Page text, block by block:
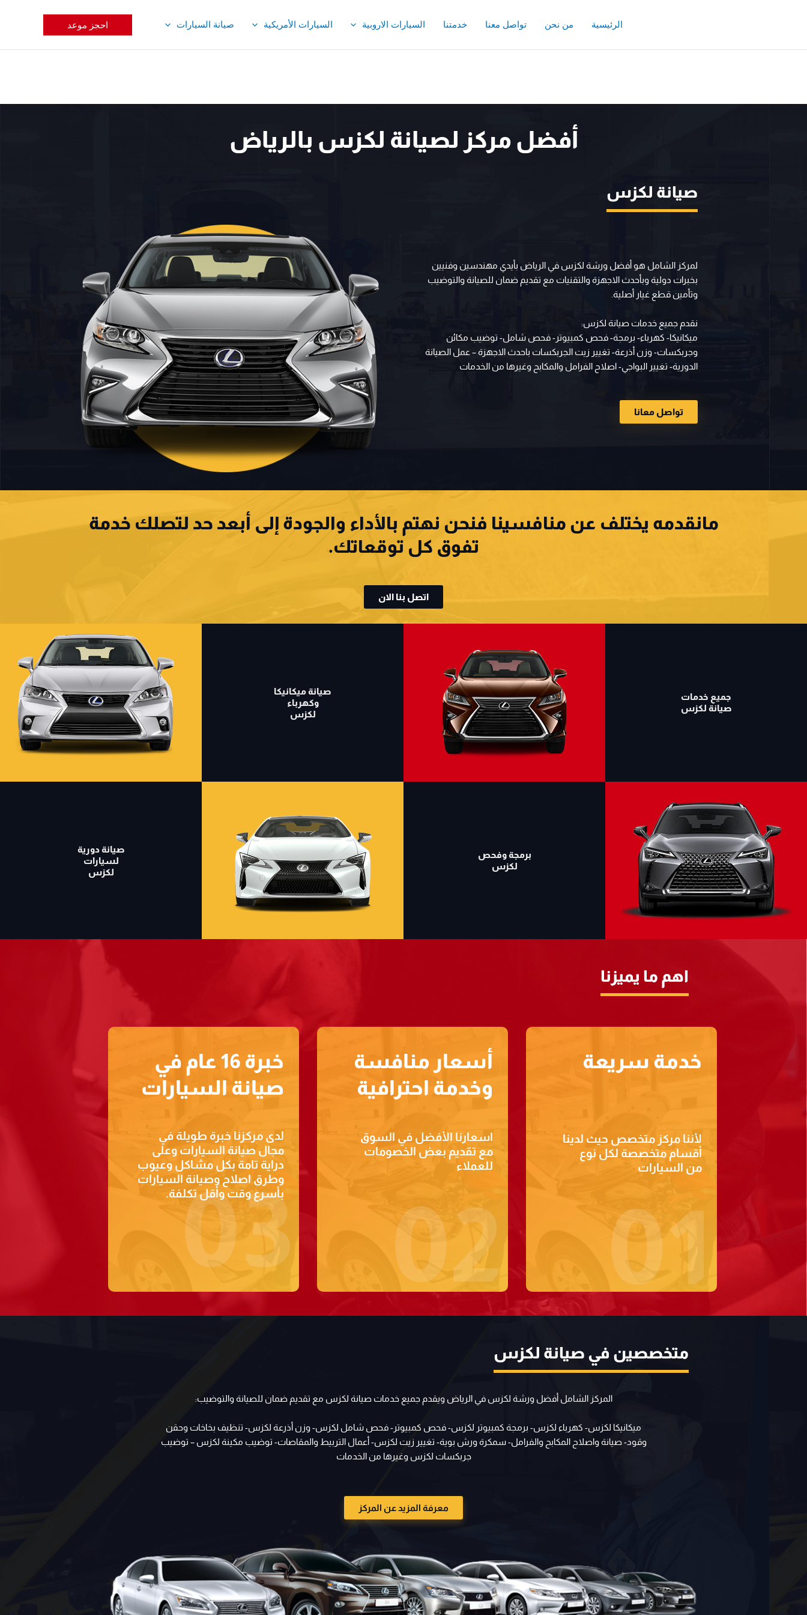
الرئيسية من نحن تواصل معنا خدمتنا السيارات الاروبية السيارات الأمريكية صيانة السيارات احجز موعد
أفضل مركز لصيانة لكزس بالرياض
صيانة لكزس
لمركز الشامل هو أفضل ورشة لكزس في الرياض بأيدي مهندسين وفنيين
بخبرات دولية وبأحدث الاجهزة والتقنيات مع تقديم ضمان للصيانة والتوضيب
وتأمين قطع غيار أصلية.
نقدم جميع خدمات صيانة لكزس:
ميكانيكا- كهرباء- برمجة- فحص كمبيوتر- فحص شامل- توضيب مكائن
وجربكسات- وزن أذرعة- تغيير زيت الجربكسات باحدث الاجهزة – عمل الصيانة
الدورية- تغيير البواجي- اصلاح الفرامل والمكابح وغيرها من الخدمات
تواصل معانا
مانقدمه يختلف عن منافسينا فنحن نهتم بالأداء والجودة إلى أبعد حد لتصلك خدمة
تفوق كل توقعاتك.
اتصل بنا الان
جميع خدمات
صيانة لكزس
صيانة ميكانيكا
وكهرباء
لكزس
برمجة وفحص
لكزس
صيانة دورية
لسيارات
لكزس
اهم ما يميزنا
خدمة سريعة
لأننا مركز متخصص حيث لدينا
أقسام متخصصة لكل نوع
من السيارات
01
أسعار منافسة
وخدمة احترافية
اسعارنا الأفضل في السوق
مع تقديم بعض الخصومات
للعملاء
02
خبرة 16 عام في
صيانة السيارات
لدى مركزنا خبرة طويلة في
مجال صيانة السيارات وعلى
دراية تامة بكل مشاكل وعيوب
وطرق اصلاح وصيانة السيارات
بأسرع وقت وأقل تكلفة.
03
متخصصين في صيانة لكزس
المركز الشامل أفضل ورشة لكزس في الرياض ويقدم جميع خدمات صيانة لكزس مع تقديم ضمان للصيانة والتوضيب:
ميكانيكا لكزس- كهرباء لكزس- برمجة كمبيوتر لكزس- فحص كمبيوتر- فحص شامل لكزس- وزن أذرعة لكزس- تنظيف بخاخات وحقن
وقود- صيانة واصلاح المكابح والفرامل- سمكرة ورش بوية- تغيير زيت لكزس- أعمال التربيط والمقاصات- توضيب مكينة لكزس – توضيب
جربكسات لكزس وغيرها من الخدمات
معرفة المزيد عن المركز